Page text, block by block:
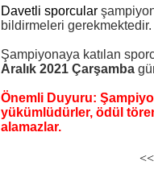
Davetli sporcular
bildirmeleri gerekmektedir.
Şampiyonaya katılan
Aralık 2021 Çarşamba
Önemli Duyuru:
yükümlüdürler, ödül
alamazlar.